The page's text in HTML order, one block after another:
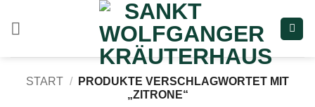
Inhalt
START /
PRODUKTE VERSCHLAGWORTET MIT
„ZITRONE“